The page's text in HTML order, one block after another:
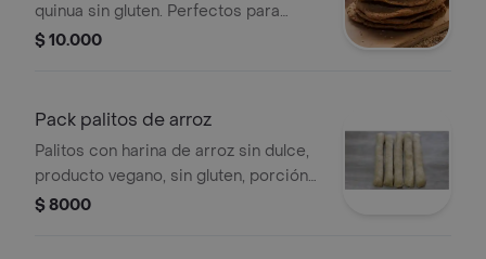
quinua sin gluten. Perfectos para
acompañar tus comidas.
$ 10.000
Pack palitos de arroz
Palitos con harina de arroz sin dulce,
producto vegano, sin gluten, porción
personal.
$ 8000